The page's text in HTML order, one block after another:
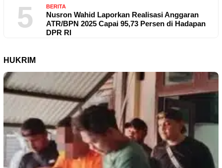
5 BERITA
Nusron Wahid Laporkan Realisasi Anggaran
ATR/BPN 2025 Capai 95,73 Persen di Hadapan
DPR RI
HUKRIM